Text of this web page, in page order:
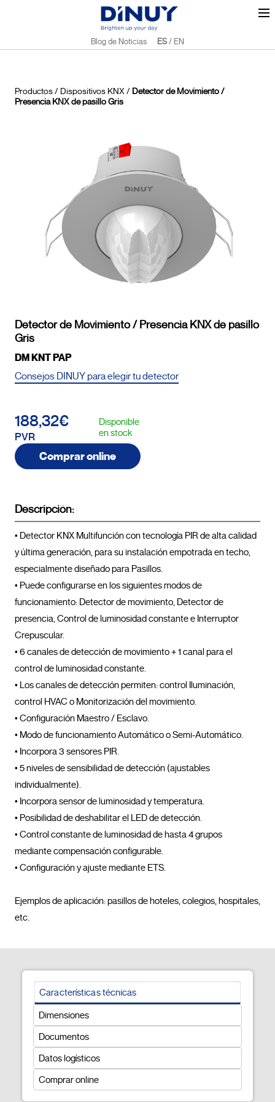
Blog de Noticias ES/ EN
Productos/ Dispositivos KNX/ Detector de Movimiento /
Presencia KNX de pasillo Gris
Detector de Movimiento / Presencia KNX de pasillo
Gris
DM KNT PAP
Consejos DINUY para elegir tu detector
188,32€
PVR
Disponible
en stock
Comprar online
Descripción:
• Detector KNX Multifunción con tecnología PIR de alta calidad
y última generación, para su instalación empotrada en techo,
especialmente diseñado para Pasillos.
• Puede configurarse en los siguientes modos de
funcionamiento: Detector de movimiento, Detector de
presencia, Control de luminosidad constante e Interruptor
Crepuscular.
• 6 canales de detección de movimiento + 1 canal para el
control de luminosidad constante.
• Los canales de detección permiten: control Iluminación,
control HVAC o Monitorización del movimiento.
• Configuración Maestro / Esclavo.
• Modo de funcionamiento Automático o Semi-Automático.
• Incorpora 3 sensores PIR.
• 5 niveles de sensibilidad de detección (ajustables
individualmente).
• Incorpora sensor de luminosidad y temperatura.
• Posibilidad de deshabilitar el LED de detección.
• Control constante de luminosidad de hasta 4 grupos
mediante compensación configurable.
• Configuración y ajuste mediante ETS.
Ejemplos de aplicación: pasillos de hoteles, colegios, hospitales,
Características técnicas
Dimensiones
Documentos
Datos logísticos
Comprar online